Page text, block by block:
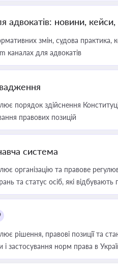
адвокатів: новини, кейси,
змін, судова практика,
каналах для адвокатів
порядок здійснення
правових позицій
система
організацію та правове
та статус осіб, які відбувають
рішення, правові позиції та
застосування норм права в